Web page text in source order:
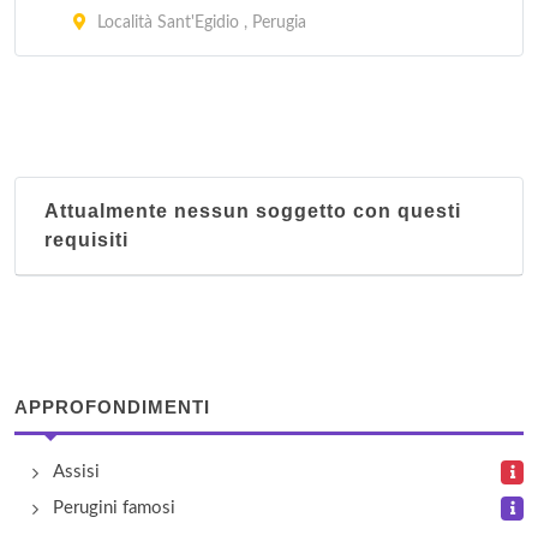
Località Sant'Egidio , Perugia
Attualmente nessun soggetto con questi
requisiti
APPROFONDIMENTI
Assisi
Perugini famosi